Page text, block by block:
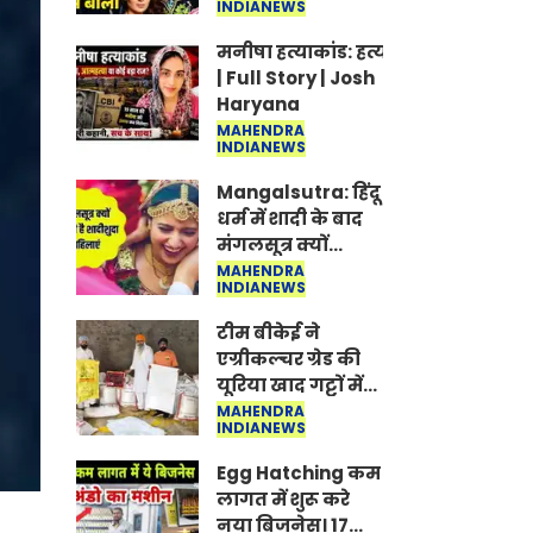
Jantar-Mantar |
CJP protest
INDIANEWS
मनीषा हत्याकांड: हत्या, आत्महत्या या
| Full Story | Josh
Haryana
MAHENDRA
INDIANEWS
Mangalsutra: हिंदू
धर्म में शादी के बाद
मंगलसूत्र क्यों
पहनती है महिलाएं,
किसने शुरु की ये
परंपरा
MAHENDRA
INDIANEWS
टीम बीकेई ने
एग्रीकल्चर ग्रेड की
यूरिया खाद गट्टों में
बदलकर टेक्निकल
ग्रेड में बेचने वालों पर
करवाई कार्रवाई:
लखविंदर सिंह
औलख
MAHENDRA
INDIANEWS
Egg Hatching कम
लागत में शुरू करे
नया बिजनेस। 17